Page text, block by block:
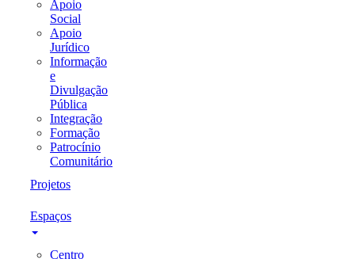
Apoio
Social
Apoio
Jurídico
Informação
e
Divulgação
Pública
Integração
Formação
Patrocínio
Comunitário
Projetos
Espaços
Centro